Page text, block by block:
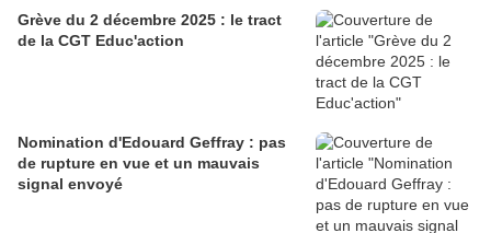
Grève du 2 décembre 2025 : le tract
de la CGT Educ'action
Nomination d'Edouard Geffray : pas
de rupture en vue et un mauvais
signal envoyé